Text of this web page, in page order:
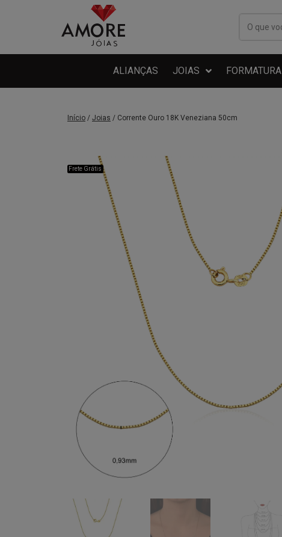
ALIANÇAS JOIAS FORMATURA
Início / Joias / Corrente Ouro 18K Veneziana 50cm
Frete Grátis